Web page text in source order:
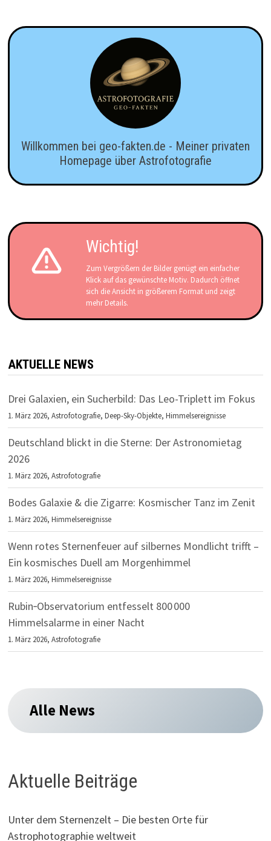
Willkommen bei geo-fakten.de - Meiner privaten
Homepage über Astrofotografie
Wichtig!
Zum Vergrößern der Bilder genügt ein einfacher
Klick auf das gewünschte Motiv. Dadurch öffnet
sich die Ansicht in größerem Format und zeigt
mehr Details.
AKTUELLE NEWS
Drei Galaxien, ein Sucherbild: Das Leo-Triplett im Fokus
1. März 2026,Astrofotografie,Deep-Sky-Objekte,Himmelsereignisse
Deutschland blickt in die Sterne: Der Astronomietag
2026
1. März 2026,Astrofotografie
Bodes Galaxie & die Zigarre: Kosmischer Tanz im Zenit
1. März 2026,Himmelsereignisse
Wenn rotes Sternenfeuer auf silbernes Mondlicht trifft –
Ein kosmisches Duell am Morgenhimmel
1. März 2026,Himmelsereignisse
Rubin‑Observatorium entfesselt 800 000
Himmelsalarme in einer Nacht
1. März 2026,Astrofotografie
Alle News
Aktuelle Beiträge
Unter dem Sternenzelt – Die besten Orte für
Astrophotographie weltweit